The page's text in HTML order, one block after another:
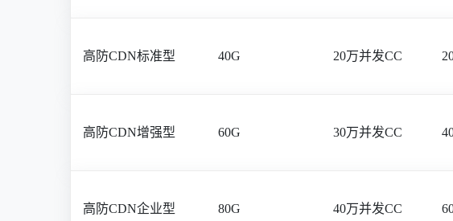
高防CDN标准型 40G 20万并发CC
高防CDN增强型 60G 30万并发CC
高防CDN企业型 80G 40万并发CC